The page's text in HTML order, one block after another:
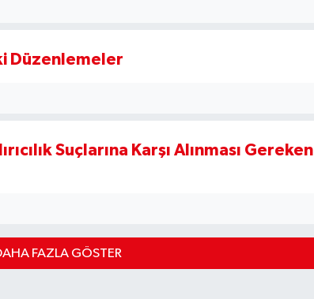
Düzenlemeler
Suçlarına Karşı Alınması Gereken
FAZLA GÖSTER